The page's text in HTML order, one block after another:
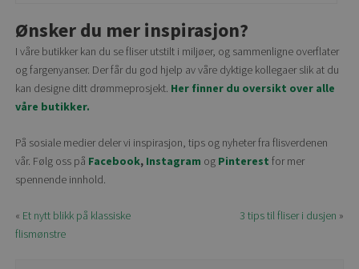
Ønsker du mer inspirasjon?
I våre butikker kan du se fliser utstilt i miljøer, og sammenligne overflater
og fargenyanser. Der får du god hjelp av våre dyktige kollegaer slik at du
kan designe ditt drømmeprosjekt. Her finner du oversikt over alle
våre butikker.
På sosiale medier deler vi inspirasjon, tips og nyheter fra flisverdenen
vår. Følg oss på Facebook, Instagram og Pinterest for mer
spennende innhold.
3 tips til fliser i dusjen »
« Et nytt blikk på klassiske
flismønstre